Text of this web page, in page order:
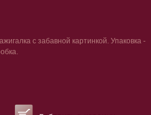
с забавной картинкой. Упаковка -